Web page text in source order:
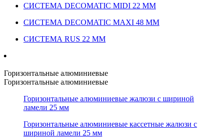
СИСТЕМА DECOMATIC MIDI 22 ММ
СИСТЕМА DECOMATIC MAXI 48 ММ
СИСТЕМА RUS 22 ММ
Горизонтальные алюминиевые
Горизонтальные алюминиевые
Горизонтальные алюминиевые жалюзи с шириной
ламели 25 мм
Горизонтальные алюминиевые кассетные жалюзи с
шириной ламели 25 мм